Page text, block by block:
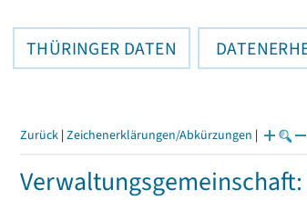
THÜRINGER DATEN
Zurück | Zeichenerklärungen/Abkürzungen |